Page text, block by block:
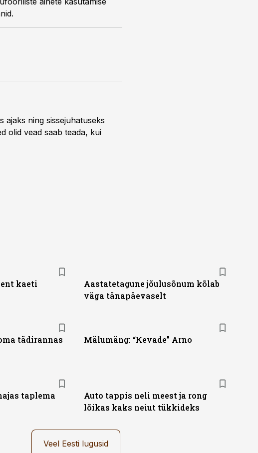
ning sissejuhatuseks
olid vead saab teada, kui
kaeti
Aastatetagune jõulusõnum kõlab
väga tänapäevaselt
tädirannas
Mälumäng: “Kevade” Arno
taplema
Auto tappis neli meest ja rong
lõikas kaks neiut tükkideks
Veel Eesti lugusid